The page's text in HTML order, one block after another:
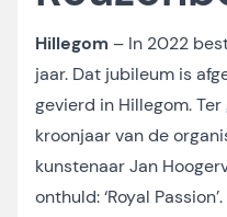
Hillegom – In 2022
jaar. Dat jubileum is
gevierd in Hillegom.
kroonjaar van de
kunstenaar Jan
onthuld: ‘Royal